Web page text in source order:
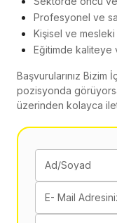
Profesyonel ve
Kişisel ve mesleki
Eğitimde kaliteye
Başvurularınız
pozisyonda
üzerinden kolayca
Ad/Soyad
E- Mail